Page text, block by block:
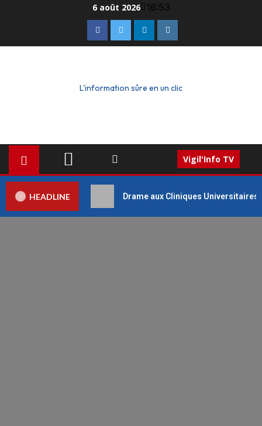
6 août 2026 16:53
L'information sûre en un clic
Vigil'Info TV
HEADLINE Drame aux Cliniques